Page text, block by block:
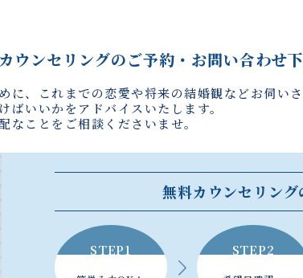
ウンセリングのご予約・お問い合わせ
、これまでの恋愛や将来の結婚観などお伺いさ
いいかをアドバイスいたします。
ことをご相談くださいませ。
無料カウンセリング
STEP1 STEP2